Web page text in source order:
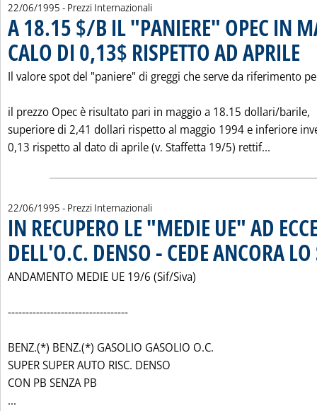
22/06/1995 - Prezzi Internazionali
A 18.15 $/B IL "PANIERE" OPEC IN
CALO DI 0,13$ RISPETTO AD APRILE
Il valore spot del "paniere" di greggi che serve da riferimento
il prezzo Opec è risultato pari in maggio a 18.15 dollari/barile,
superiore di 2,41 dollari rispetto al maggio 1994 e inferiore
0,13 rispetto al dato di aprile (v. Staffetta 19/5) rettif...
22/06/1995 - Prezzi Internazionali
IN RECUPERO LE "MEDIE UE" AD
DELL'O.C. DENSO - CEDE ANCORA LO
ANDAMENTO MEDIE UE 19/6 (Sif/Siva)
----------------------------------
BENZ.(*) BENZ.(*) GASOLIO GASOLIO O.C.
SUPER SUPER AUTO RISC. DENSO
CON PB SENZA PB
...